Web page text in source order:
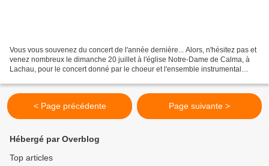
Vous vous souvenez du concert de l'année dernière... Alors, n'hésitez pas et
venez nombreux le dimanche 20 juillet à l'église Notre-Dame de Calma, à
Lachau, pour le concert donné par le choeur et l'ensemble instrumental
< Page précédente Page suivante >
Hébergé par Overblog
Top articles